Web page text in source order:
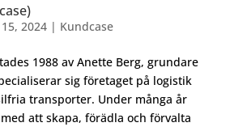
2024| Kundcase
1988 av Anette Berg, grundare
sig företaget på logistik
transporter. Under många år
att skapa, förädla och förvalta